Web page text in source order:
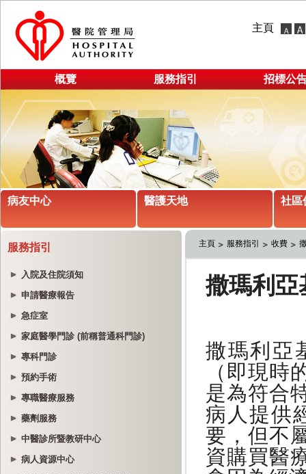
主頁
概覽 服務指引 招標公
病友中心 醫護天地 社區
服務指引
入院及住院須知
申請醫療報告
急症室
家庭醫學門診 (前稱普通科門診)
專科門診
預約手術
專職醫療服務
藥劑服務
中醫診所暨教研中心
病人資源中心
主頁 服務指引 收費